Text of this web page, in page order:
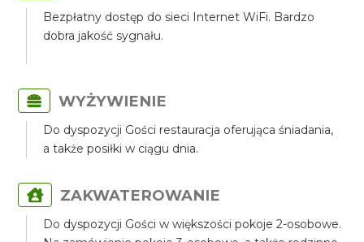
Bezpłatny dostęp do sieci Internet WiFi. Bardzo
dobra jakość sygnału.
WYŻYWIENIE
Do dyspozycji Gości restauracja oferująca śniadania,
a także posiłki w ciągu dnia.
ZAKWATEROWANIE
Do dyspozycji Gości w większości pokoje 2-osobowe.